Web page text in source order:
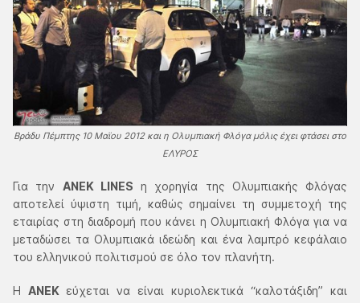
Βράδυ Πέμπτης 10 Μαϊου 2012 και η Ολυμπιακή Φλόγα μόλις έχει φτάσει στο
ΕΛΥΡΟΣ
Για την ΑΝΕΚ LINES η χορηγία της Ολυμπιακής Φλόγας
αποτελεί ύψιστη τιμή, καθώς σημαίνει τη συμμετοχή της
εταιρίας στη διαδρομή που κάνει η Ολυμπιακή Φλόγα για να
μεταδώσει τα Ολυμπιακά ιδεώδη και ένα λαμπρό κεφάλαιο
του ελληνικού πολιτισμού σε όλο τον πλανήτη.
Η ΑΝΕΚ εύχεται να είναι κυριολεκτικά “καλοτάξιδη” και